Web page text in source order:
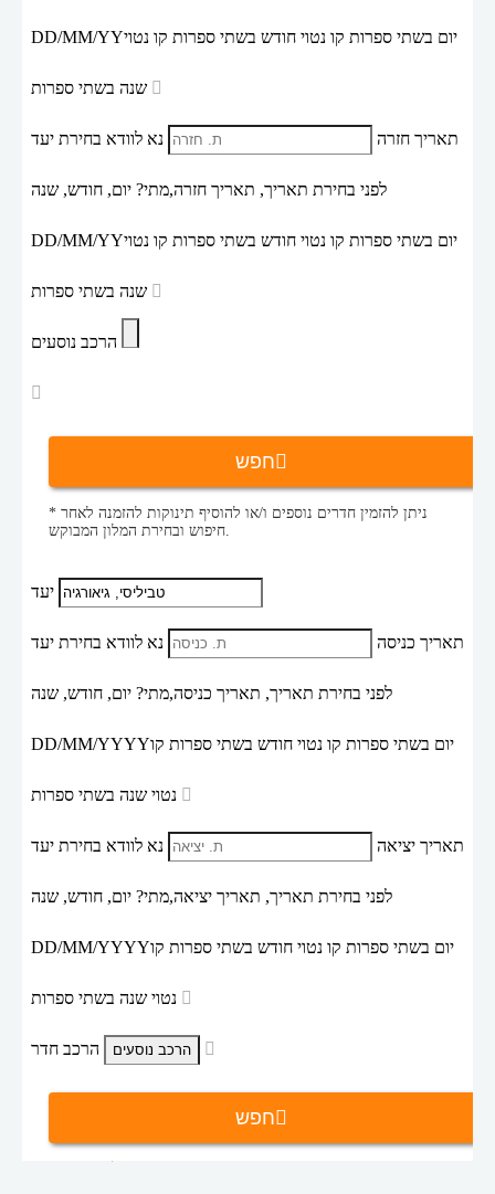
DD/MM/YYיום בשתי ספרות קו נטוי חודש בשתי ספרות קו נטוי
תאריך חזרה נא לוודא בחירת יעד
לפני בחירת תאריך, תאריך חזרה,מתי? יום, חודש, שנה
DD/MM/YYיום בשתי ספרות קו נטוי חודש בשתי ספרות קו נטוי
הרכב נוסעים
חפש
* ניתן להזמין חדרים נוספים ו/או להוסיף תינוקות להזמנה לאחר
חיפוש ובחירת המלון המבוקש.
יעד
תאריך כניסה נא לוודא בחירת יעד
לפני בחירת תאריך, תאריך כניסה,מתי? יום, חודש, שנה
DD/MM/YYYYיום בשתי ספרות קו נטוי חודש בשתי ספרות קו
תאריך יציאה נא לוודא בחירת יעד
לפני בחירת תאריך, תאריך יציאה,מתי? יום, חודש, שנה
DD/MM/YYYYיום בשתי ספרות קו נטוי חודש בשתי ספרות קו
הרכב חדר
חפש
דף הבית טיסות זולות טיסות לטביליסי